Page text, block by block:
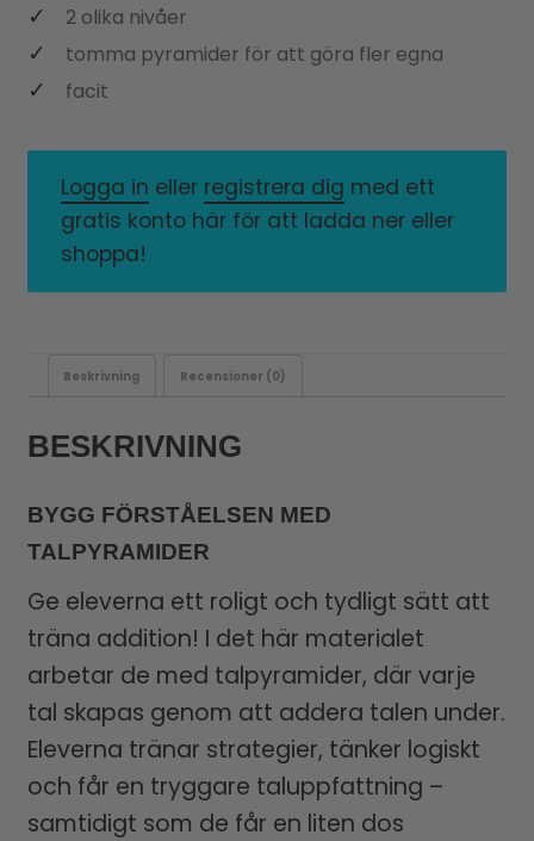
2 olika nivåer
tomma pyramider för att göra fler egna
facit
Logga in eller registrera dig med ett
gratis konto här för att ladda ner eller
shoppa!
Beskrivning Recensioner (0)
BESKRIVNING
BYGG FÖRSTÅELSEN MED
TALPYRAMIDER
Ge eleverna ett roligt och tydligt sätt att
träna addition! I det här materialet
arbetar de med talpyramider, där varje
tal skapas genom att addera talen under.
Eleverna tränar strategier, tänker logiskt
och får en tryggare taluppfattning –
samtidigt som de får en liten dos